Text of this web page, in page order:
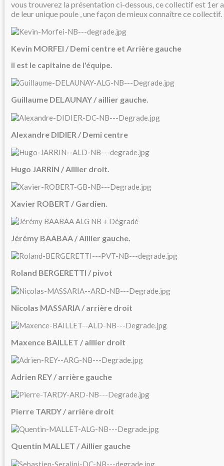
vous trouverez la présentation ci-dessous, ce collectif est 1er
de leur unique poule , une façon de mieux connaître ce collectif.
Kevin MORFEI / Demi centre et Arrière gauche
il est le capitaine de l'équipe.
Guillaume DELAUNAY / aillier gauche.
Alexandre DIDIER / Demi centre
Hugo JARRIN / Aillier droit.
Xavier ROBERT / Gardien.
Jérémy BAABAA / Aillier gauche.
Roland BERGERETTI / pivot
Nicolas MASSARIA / arrière droit
Maxence BAILLET / aillier droit
Adrien REY / arrière gauche
Pierre TARDY / arrière droit
Quentin MALLET / Aillier gauche